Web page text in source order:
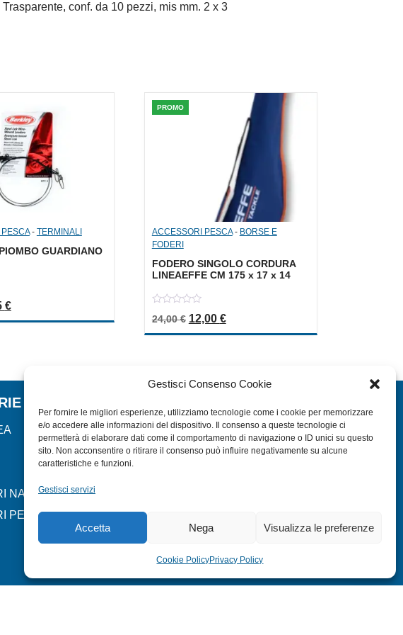
Gestisci Consenso Cookie
Per fornire le migliori esperienze, utilizziamo tecnologie come i cookie per memorizzare
e/o accedere alle informazioni del dispositivo. Il consenso a queste tecnologie ci
permetterà di elaborare dati come il comportamento di navigazione o ID unici su questo
sito. Non acconsentire o ritirare il consenso può influire negativamente su alcune
caratteristiche e funzioni.
Gestisci servizi
Accetta Nega Visualizza le preferenze
Cookie PolicyPrivacy Policy
conf. da 10 pezzi, mis mm. 2 x 3
- TERMINALI
GUARDIANO
originale era: 3,90 €.
€Il prezzo attuale è: 1,95 €.
PROMO
ACCESSORI PESCA- BORSE E
FODERI
FODERO SINGOLO CORDURA
LINEAEFFE CM 175 x 17 x 14
out
of
24,00€ Il prezzo originale era: 24,00 €.
12,00 €Il prezzo attuale è: 12,00 €.
NAUTICI
PESCA
HOME
SHOP
COOKIE POLICY (UE)
MODULO RESO